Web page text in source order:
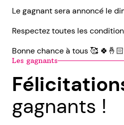
Le gagnant sera annoncé le
Respectez toutes les
Bonne chance à tous 🥰
Les gagnants
gagnants !